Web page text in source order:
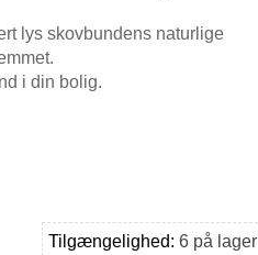
lys skovbundens naturlige
i din bolig.
Tilgængelighed: 6 på lager